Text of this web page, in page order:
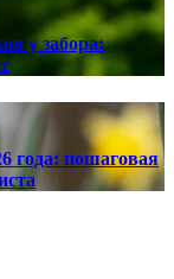
у забора:
года: пошаговая